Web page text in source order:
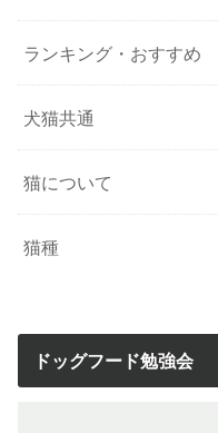
ランキング・おすすめ
犬猫共通
猫について
猫種
ドッグフード勉強会